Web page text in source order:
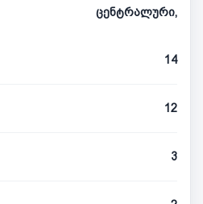
ცენტრალური,
14
12
3